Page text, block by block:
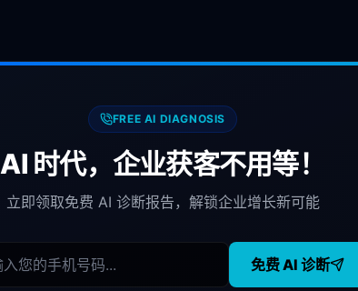
FREE AI DIAGNOSIS
AI 时代，企业获客不用等！
立即领取免费 AI 诊断报告，解锁企业增长新可能
免费 AI 诊断